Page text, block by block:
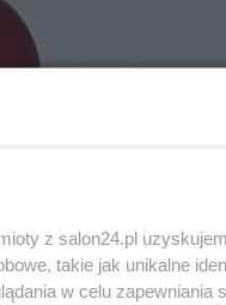
z salon24.pl
takie jak unikalne
w celu zapewniania